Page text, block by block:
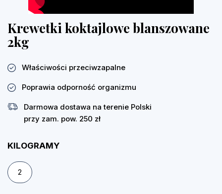
Krewetki koktajlowe blanszowane
2kg
Właściwości przeciwzapalne
Poprawia odporność organizmu
Darmowa dostawa na terenie Polski
przy zam. pow. 250 zł
KILOGRAMY
2